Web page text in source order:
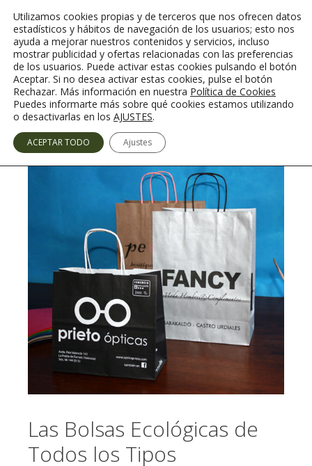
contenido
Menú
Las Bolsas Ecológicas de
Todos los Tipos
Utilizamos cookies propias y de terceros que nos ofrecen datos
estadísticos y hábitos de navegación de los usuarios; esto nos
ayuda a mejorar nuestros contenidos y servicios, incluso
mostrar publicidad y ofertas relacionadas con las preferencias
de los usuarios. Puede activar estas cookies pulsando el botón
Aceptar. Si no desea activar estas cookies, pulse el botón
Rechazar. Más información en nuestra Política de Cookies
Puedes informarte más sobre qué cookies estamos utilizando
o desactivarlas en los AJUSTES.
ACEPTAR TODO Ajustes